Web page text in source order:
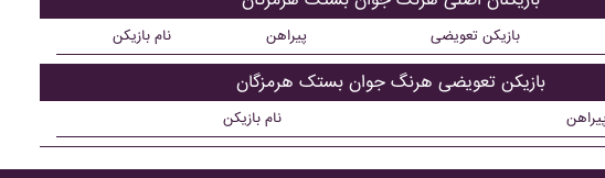
نام بازیکن پیراهن بازیکن تعویضی
بازیکن تعویضی هرنگ جوان بستک هرمزگان
نام بازیکن پیراهن